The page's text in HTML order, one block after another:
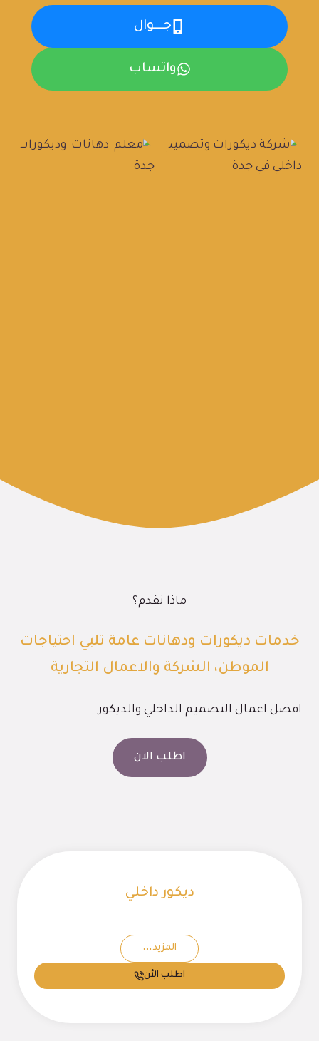
جـــوال
واتساب
ماذا نقدم؟
خدمات ديكورات ودهانات عامة تلبي احتياجات
الموطن، الشركة والاعمال التجارية
افضل اعمال التصميم الداخلي والديكور
اطلب الان
ديكور داخلي
المزيد
اطلب الأن